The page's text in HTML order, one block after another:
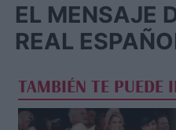
EL MENSAJE
REAL
TAMBIÉN TE PUEDE